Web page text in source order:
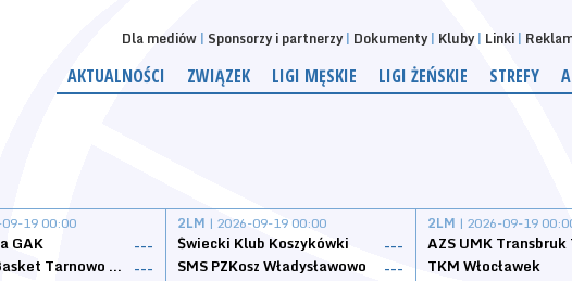
Dla mediów Sponsorzy i partnerzy Dokumenty Kluby Linki
AKTUALNOŚCI ZWIĄZEK LIGI MĘSKIE LIGI ŻEŃSKIE STREFY
19 00:00
GAK
---
Tarnovia Basket Tarnowo Podgórne ---
2LM | 2026-09-19 00:00
Świecki Klub Koszykówki
---
SMS PZKosz Władysławowo
---
2LM | 2026-09-19
AZS UMK Transbruk
TKM Włocławek